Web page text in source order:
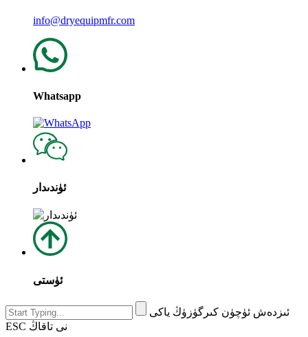
info@dryequipmfr.com
Whatsapp
ئۈندىدار
ئۈستى
ئىزدەش ئۈچۈن كىرگۈزۈڭ ياكى
ESC نى تاقاڭ